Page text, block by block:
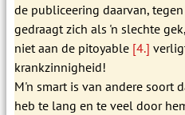
de publiceering daarvan,
gedraagt zich als 'n slechte
niet aan de pitoyable [4.]
krankzinnigheid!
M'n smart is van andere soort
heb te lang en te veel door